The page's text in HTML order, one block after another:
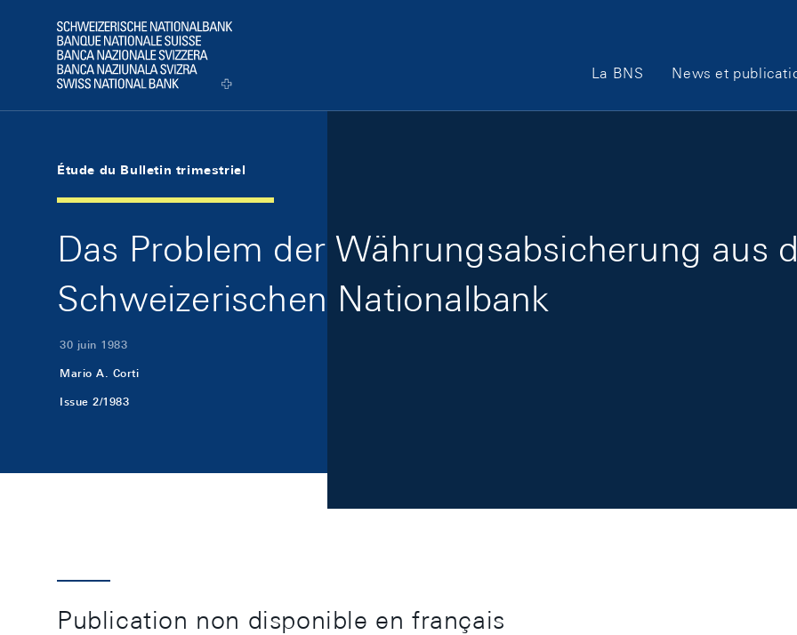
Logo
Main Navigation
La BNS News et
Étude du Bulletin trimestriel
Das Problem der Währungsabsicherung aus
Schweizerischen Nationalbank
30 juin 1983
Mario A. Corti
Issue 2/1983
Publication non disponible en français